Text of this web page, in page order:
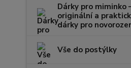
Dárky pro miminko
originální a
dárky pro
Vše do postýlky